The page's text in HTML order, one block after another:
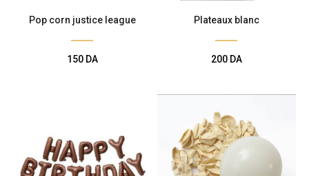
Pop corn justice league
150 DA
Plateaux blanc
200 DA